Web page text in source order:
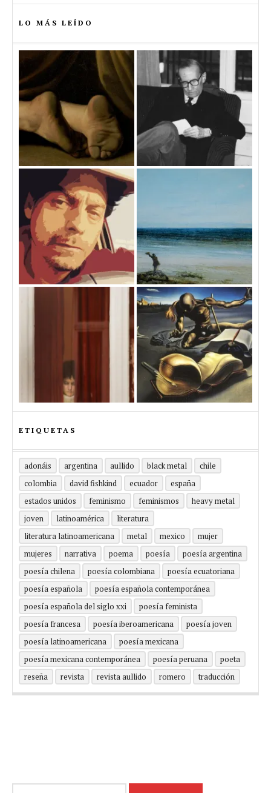
LO MÁS LEÍDO
ETIQUETAS
adonáis argentina aullido black metal
chile
colombia
david fishkind ecuador
españa
estados unidos
feminismo feminismos
heavy metal
joven
latinoamérica
literatura
literatura latinoamericana
metal mexico
mujer
mujeres
narrativa poema poesía
poesía argentina
poesía chilena
poesía colombiana
poesía ecuatoriana
poesía española
poesía española contemporánea
poesía española del siglo xxi
poesía feminista
poesía francesa
poesía iberoamericana
poesía joven
poesía latinoamericana
poesía mexicana
poesía mexicana contemporánea
poesía peruana
poeta
reseña
revista revista aullido romero traducción